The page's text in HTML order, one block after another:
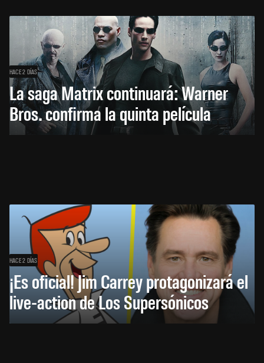
HACE 2 DÍAS
La saga Matrix continuará: Warner
Bros. confirma la quinta película
HACE 2 DÍAS
¡Es oficial! Jim Carrey protagonizará el
live-action de Los Supersónicos